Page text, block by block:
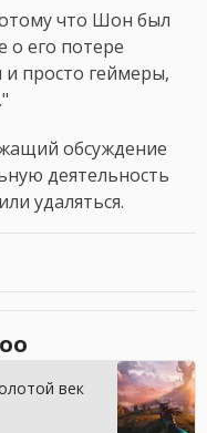
что Шон был
о его потере
просто геймеры,
обсуждение
деятельность
удаляться.
век